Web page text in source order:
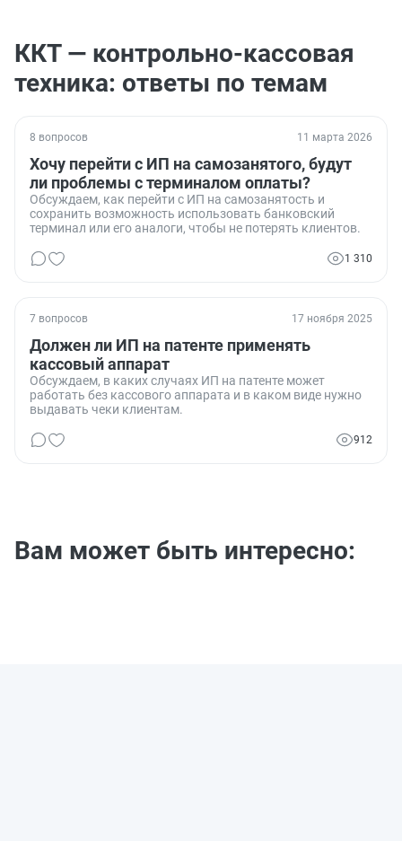
ККТ — контрольно-кассовая
техника: ответы по темам
8 вопросов 11 марта 2026
Хочу перейти с ИП на самозанятого, будут
ли проблемы с терминалом оплаты?
Обсуждаем, как перейти с ИП на самозанятость и
сохранить возможность использовать банковский
терминал или его аналоги, чтобы не потерять клиентов.
1 310
7 вопросов 17 ноября 2025
Должен ли ИП на патенте применять
кассовый аппарат
Обсуждаем, в каких случаях ИП на патенте может
работать без кассового аппарата и в каком виде нужно
выдавать чеки клиентам.
912
Вам может быть интересно: